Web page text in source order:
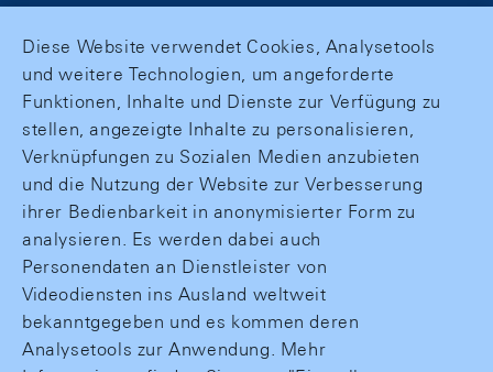
Diese Website verwendet Cookies, Analysetools
und weitere Technologien, um angeforderte
Funktionen, Inhalte und Dienste zur Verfügung zu
stellen, angezeigte Inhalte zu personalisieren,
Verknüpfungen zu Sozialen Medien anzubieten
und die Nutzung der Website zur Verbesserung
ihrer Bedienbarkeit in anonymisierter Form zu
analysieren. Es werden dabei auch
Personendaten an Dienstleister von
Videodiensten ins Ausland weltweit
bekanntgegeben und es kommen deren
Analysetools zur Anwendung. Mehr